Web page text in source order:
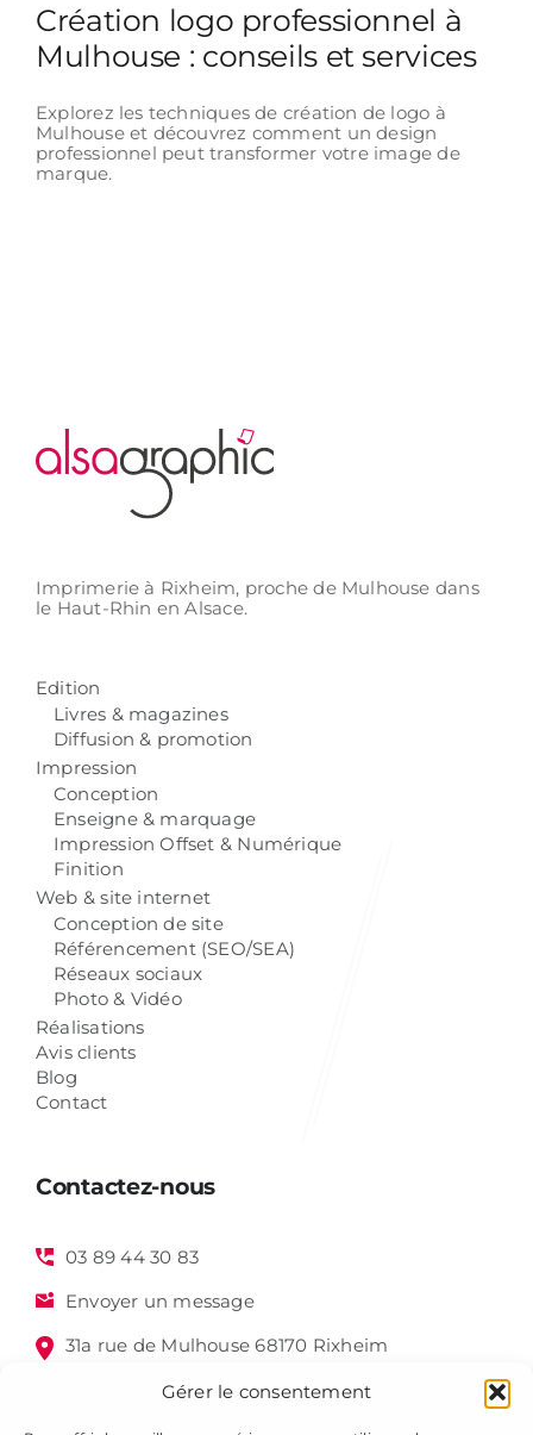
Gérer le consentement
Création logo professionnel à
Mulhouse : conseils et services
Explorez les techniques de création de logo à
Mulhouse et découvrez comment un design
professionnel peut transformer votre image de
marque.
Imprimerie à Rixheim, proche de Mulhouse dans
le Haut-Rhin en Alsace.
Edition
Livres & magazines
Diffusion & promotion
Impression
Conception
Enseigne & marquage
Impression Offset & Numérique
Finition
Web & site internet
Conception de site
Référencement (SEO/SEA)
Réseaux sociaux
Photo & Vidéo
Réalisations
Avis clients
Blog
Contact
Contactez-nous
03 89 44 30 83
Envoyer un message
31a rue de Mulhouse 68170 Rixheim